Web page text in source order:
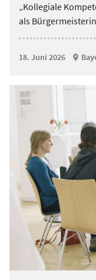
„Kollegiale
als
18. Juni 2026